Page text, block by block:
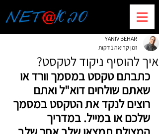
איך להוסיף ניקוד לטקסט?
YANIV BEHAR
זמן קריאה 1 דקות
כתבתם טקסט במסמך וורד או
שאתם שולחים דוא"ל ואתם
רוצים לנקד את הטקסט במסמך
שלכם או במייל. במדריך